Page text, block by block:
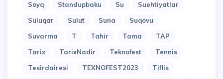
Soyq
Standupbaku Su
Suehtiyatlar
Suluqar
Sulut Suna
Suqovu
Suvarma
T Tahir Tama
TAP
Tarix
TarixNadir Teknofest
Tennis
Tesirdairesi
TEXNOFEST2023
Tiflis